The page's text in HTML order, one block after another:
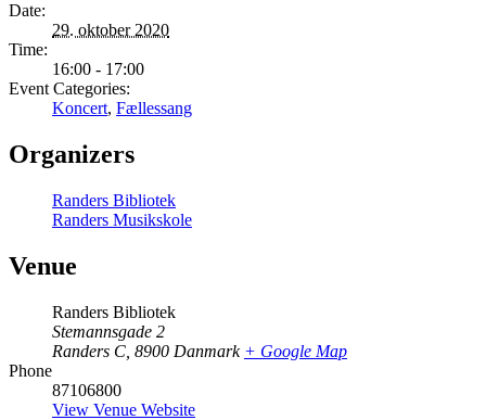
Date:
29. oktober 2020
Time:
16:00 - 17:00
Event Categories:
Koncert, Fællessang
Organizers
Randers Bibliotek
Randers Musikskole
Venue
Randers Bibliotek
Stemannsgade 2
Randers C 8900 Danmark + Google Map
Phone
87106800
View Venue Website